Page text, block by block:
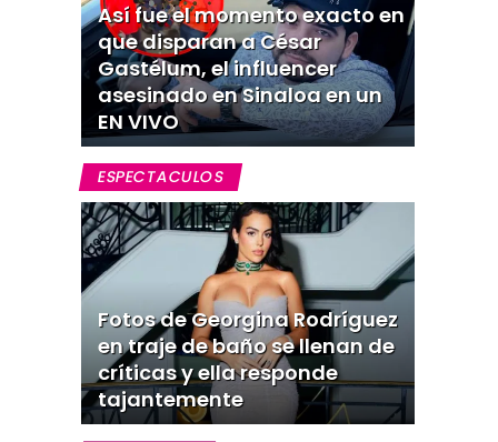
Así fue el momento exacto en
que disparan a César
Gastélum, el influencer
asesinado en Sinaloa en un
EN VIVO
ESPECTACULOS
Fotos de Georgina Rodríguez
en traje de baño se llenan de
críticas y ella responde
tajantemente